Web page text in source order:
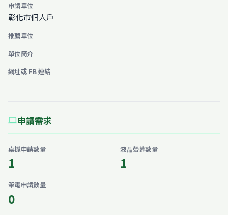
申請單位
彰化市個人戶
推薦單位
單位簡介
網址或 FB 連結
computer申請需求
桌機申請數量
1
液晶螢幕數量
1
筆電申請數量
0